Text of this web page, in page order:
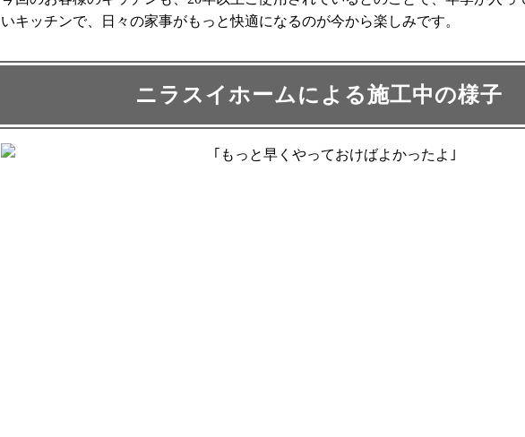
いキッチンで、日々の家事がもっと快適になるのが今から楽しみです。
ニラスイホームによる施工中の様子